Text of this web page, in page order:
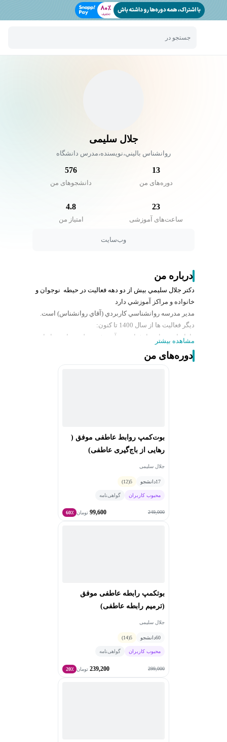
جستجو در
جلال سلیمی
روانشناس باليني،نويسنده،مدرس دانشگاه
13
دوره‌های من
576
دانشجو‌های من
23
ساعت‌های آموزشی
4.8
امتیاز من
وب‌سایت
درباره من
دکتر جلال سليمي بيش از دو دهه فعاليت در حيطه نوجوان و
خانواده و مراکز آموزشي دارد
مدير مدرسه روانشناسي کاربردي (آقاي روانشناس) است.
ديگر فعاليت ها از سال 1400 تا کنون:
راه‌اندازی بنیاد روانشناسی و آموزشی و پلتفرم استعدادیابی
آقای روانشناس
داراي مجوز نظام روانشناسي و مشاوره از سازمان مربوطه
مدیر پروژه استعدادیابی و مهارت‌آموزی برای مناطق محروم
متوسطه فارس و خوزستان
برگزاری بیش از ۲۰ کارگاه آموزش برای مشاوران و مدیران
طرح استعدادیابی و مهارت‌آموزی
مدیریت و نظارت علمی و اجرایی برای تولید محتوای
مهارتی معلم و مشاور دانشگاه آزاد تهران جنوب
اجرای بیش از ۸۶ کارگاه آنلاین مشاوره‌ای ویژه داوطلبان و
مشاهده بیشتر
دوره‌های من
بوت‌کمپ روابط عاطفی موفق (
رهايی از باج‌گیری عاطفی)
جلال سلیمی
17دانشجو 5
(12)
محبوب کاربران گواهی‌نامه
249,000
99,600 تومان 60٪
بوتکمپ رابطه عاطفی موفق
(ترميم رابطه عاطفی)
جلال سلیمی
60دانشجو 5
(14)
محبوب کاربران گواهی‌نامه
299,000
239,200 تومان 20٪